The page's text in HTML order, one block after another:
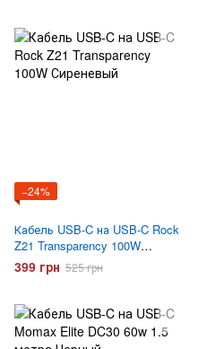
−24%
Кабель USB-C на USB-C Rock
Z21 Transparency 100W
Сиреневый
399 грн 525 грн